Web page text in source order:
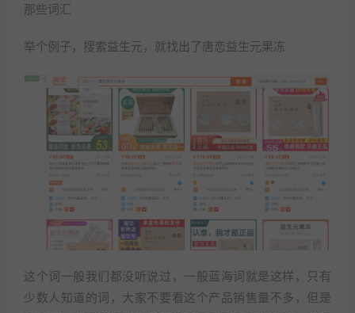
那些词汇
举个例子，搜索益生元，就找出了唐恋益生元果冻
这个词一般我们都没听说过，一般蓝海词就是这样，只有
少数人知道的词，大家不要看这个产品销售量不多，但是